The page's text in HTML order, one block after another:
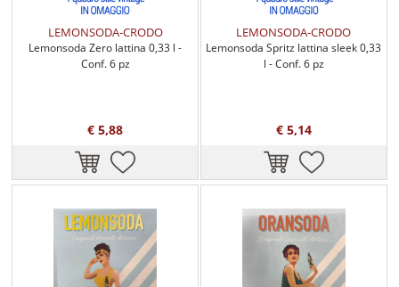
LEMONSODA-CRODO
Lemonsoda Zero lattina 0,33 l -
Conf. 6 pz
€ 5,88
LEMONSODA-CRODO
Lemonsoda Spritz lattina sleek 0,33
l - Conf. 6 pz
€ 5,14